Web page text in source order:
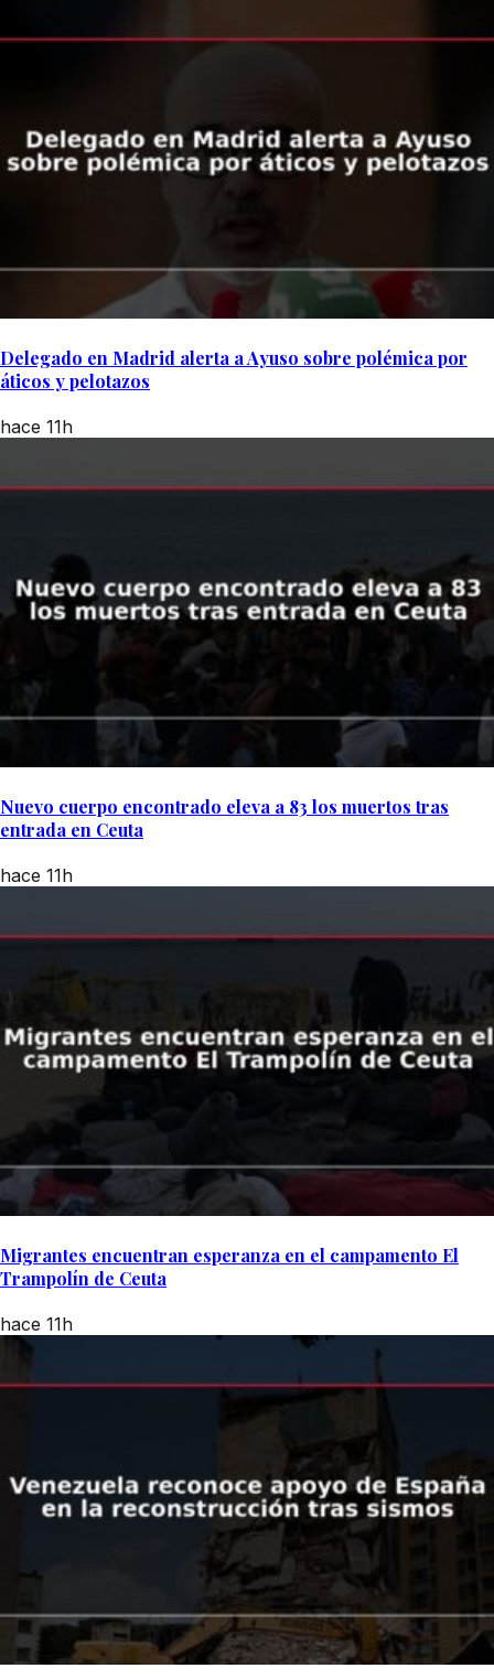
Delegado en Madrid alerta a Ayuso sobre polémica por
áticos y pelotazos
hace 11h
Nuevo cuerpo encontrado eleva a 83 los muertos tras
entrada en Ceuta
hace 11h
Migrantes encuentran esperanza en el campamento El
Trampolín de Ceuta
hace 11h